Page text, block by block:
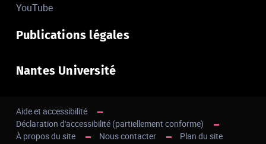
YouTube
Publications légales
Nantes Université
Aide et accessibilité
Déclaration d'accessibilité (partiellement conforme)
À propos du site
Nous contacter Plan du site